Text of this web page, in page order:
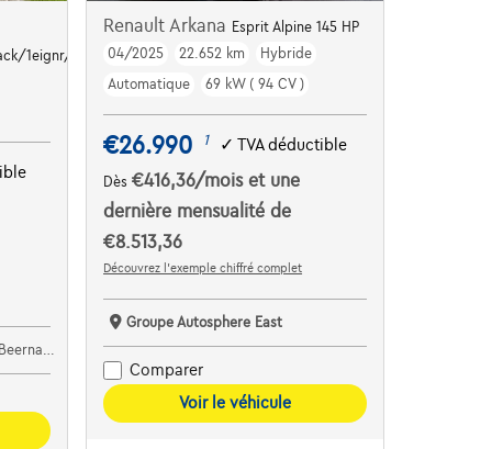
1eignr/Carplay/Camera/Cruise/Clima...
Renault Arkana Esprit Alpine 145 HP
04/2025
22.652 km
Hybride
Automatique
69 kW ( 94 CV )
€26.990 1 ✓TVA déductible
Dès€416,36/moiset une
dernière mensualité de
€8.513,36
Découvrez l’exemple chiffré complet
Groupe Autosphere East
Comparer
Voir le véhicule